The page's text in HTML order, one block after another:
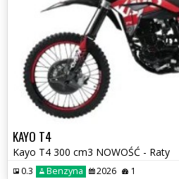
KAYO T4
Kayo T4 300 cm3 NOWOŚĆ - Raty
0.3 Benzyna 2026 1